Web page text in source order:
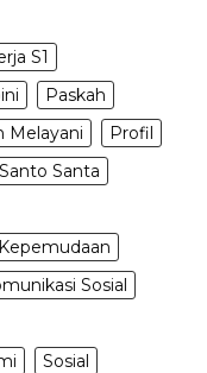
S1
Paskah
Melayani
Profil
Santo Santa
Sosial
Sosial